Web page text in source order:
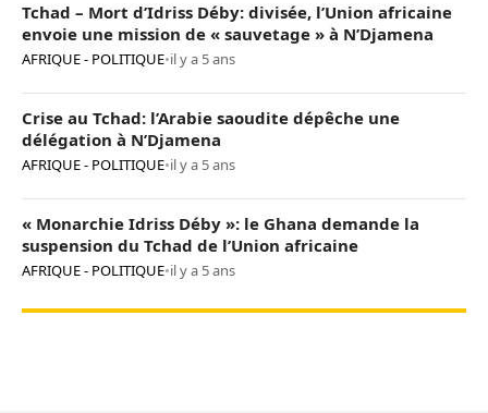
Tchad – Mort d’Idriss Déby: divisée, l’Union africaine
envoie une mission de « sauvetage » à N’Djamena
AFRIQUE - POLITIQUE•il y a 5 ans
Crise au Tchad: l’Arabie saoudite dépêche une
délégation à N’Djamena
AFRIQUE - POLITIQUE•il y a 5 ans
« Monarchie Idriss Déby »: le Ghana demande la
suspension du Tchad de l’Union africaine
AFRIQUE - POLITIQUE•il y a 5 ans